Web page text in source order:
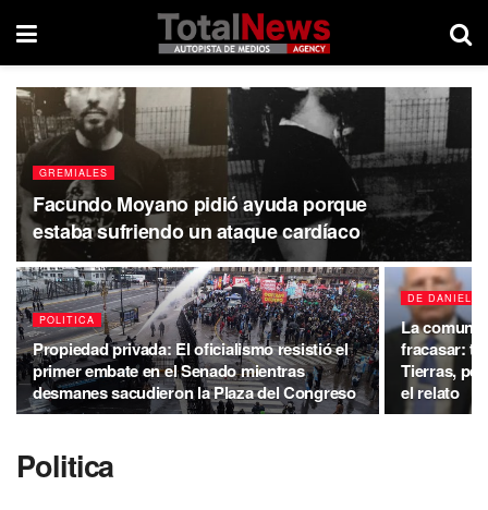
GREMIALES
Facundo Moyano pidió ayuda porque
estaba sufriendo un ataque cardíaco
POLITICA
Propiedad privada: El oficialismo resistió el
primer embate en el Senado mientras
desmanes sacudieron la Plaza del Congreso
DE DANIEL
La
fracasar:
Tierras,
el relato
Politica